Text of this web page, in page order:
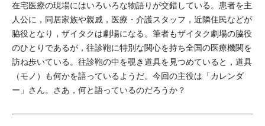
在宅医療の現場にはいろいろな物語りが交錯している。患者を主
人公に，同居家族や親戚，医療・介護スタッフ，近隣住民などが
脇役となり，ザイタクは劇場になる。筆者もザイタク劇場の脇役
のひとりであるが，往診鞄に特別な関心を持ち全国の医療機関を
訪ね歩いている。往診鞄の中を覗き道具を見つめていると，道具
（モノ）も何かを語っているようだ。今回の主役は「カレンダ
ー」さん。さあ，何と語っているのだろうか？